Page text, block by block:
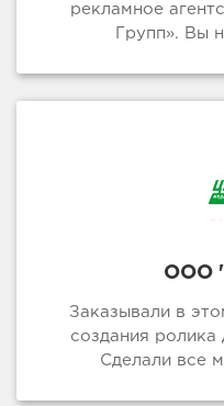
рекламное
Групп». Вы
ООО
Заказывали в
создания
Сделали все